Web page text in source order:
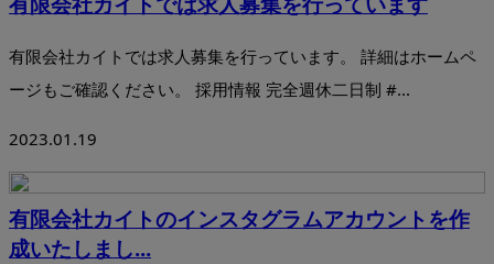
有限会社カイトでは求人募集を行っています。 詳細はホームペ
ージもご確認ください。 採用情報 完全週休二日制 #...
2023.01.19
有限会社カイトのインスタグラムアカウントを作
成いたしまし...